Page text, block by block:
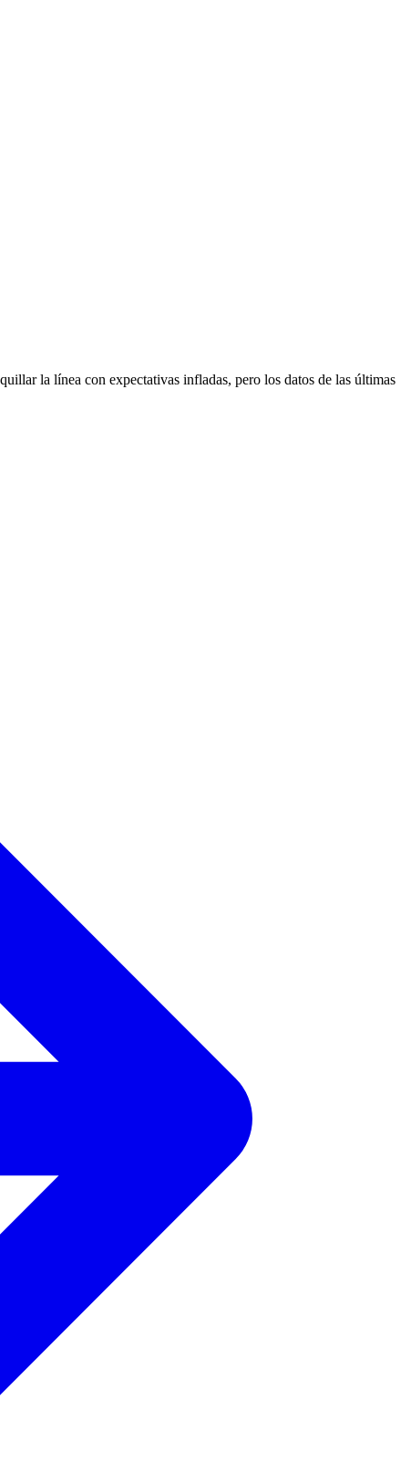
la línea con expectativas infladas, pero los datos de las últimas